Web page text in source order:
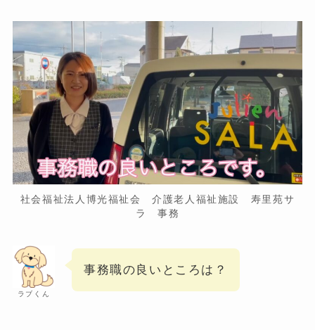
社会福祉法人博光福祉会 介護老人福祉施設 寿里苑サ
ラ 事務
ラブくん
事務職の良いところは？